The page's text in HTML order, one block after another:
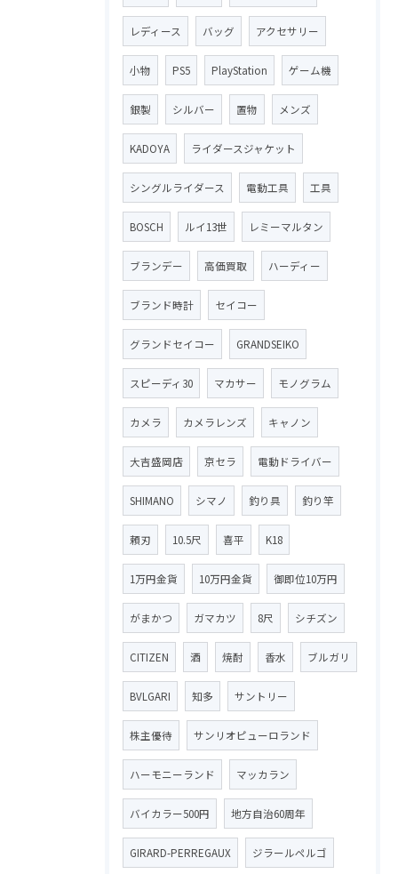
レディース バッグ アクセサリー
小物 PS5 PlayStation ゲーム機
銀製 シルバー 置物 メンズ
KADOYA ライダースジャケット
シングルライダース 電動工具 工具
BOSCH ルイ13世 レミーマルタン
ブランデー 高価買取 ハーディー
ブランド時計 セイコー
グランドセイコー GRANDSEIKO
スピーディ30 マカサー モノグラム
カメラ カメラレンズ キャノン
大吉盛岡店 京セラ 電動ドライバー
SHIMANO シマノ 釣り具 釣り竿
頼刃 10.5尺 喜平 K18
1万円金貨 10万円金貨 御即位10万円
がまかつ ガマカツ 8尺 シチズン
CITIZEN 酒 焼酎 香水 ブルガリ
BVLGARI 知多 サントリー
株主優待 サンリオピューロランド
ハーモニーランド マッカラン
バイカラー500円 地方自治60周年
GIRARD-PERREGAUX ジラールペルゴ